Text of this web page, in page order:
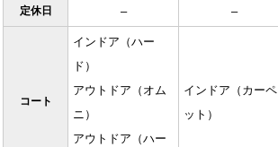
定休日 – –
コート
インドア（ハー
ド）
アウトドア（オム
ニ）
アウトドア（ハー
インドア（カーペ
ット）